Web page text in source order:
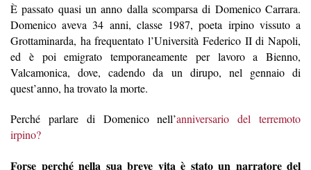
È passato quasi un anno dalla scomparsa di Domenico Carrara.
Domenico aveva 34 anni, classe 1987, poeta irpino vissuto a
Grottaminarda, ha frequentato l’Università Federico II di Napoli,
ed è poi emigrato temporaneamente per lavoro a Bienno,
Valcamonica, dove, cadendo da un dirupo, nel gennaio di
quest’anno, ha trovato la morte.
Perché parlare di Domenico nell’anniversario del terremoto
irpino?
Forse perché nella sua breve vita è stato un narratore del